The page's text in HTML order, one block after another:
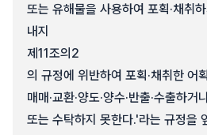
또는 유해물을 사용하여 포획·채취
내지
제11조의2
의 규정에 위반하여 포획·채취한 어
매매·교환·양도·양수·반출·수출하
또는 수탁하지 못한다.'라는 규정을